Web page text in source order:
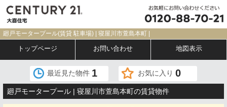
廻戸モータープール(賃貸 駐車場) | 寝屋川市萱島本町 |
トップページ お問い合わせ 地図表示
最近見た物件 1 お気に入り 0
廻戸モータープール | 寝屋川市萱島本町の賃貸物件